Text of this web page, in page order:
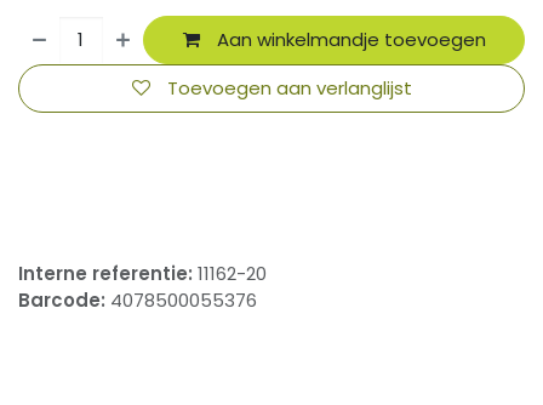
Aan winkelmandje toevoegen
Toevoegen aan verlanglijst
Interne referentie: 11162-20
Barcode: 4078500055376